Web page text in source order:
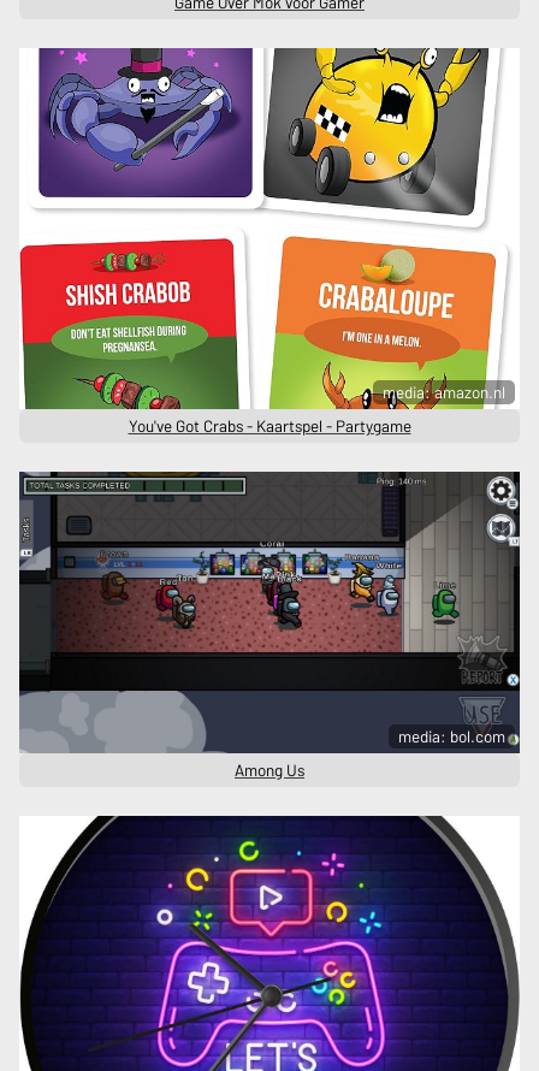
media: amazon.nl
You've Got Crabs - Kaartspel - Partygame
media: bol.com
Among Us